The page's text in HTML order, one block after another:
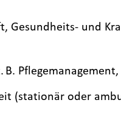
Gesundheits- und
(stationär oder